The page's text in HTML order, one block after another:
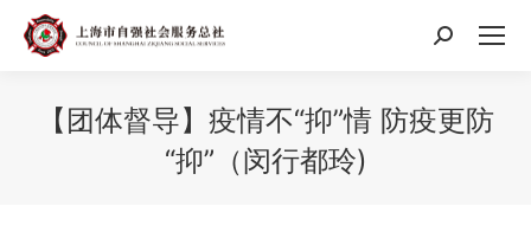
搜
【团体督导】疫情不“抑”情 防疫更防
“抑”（闵行都玲)